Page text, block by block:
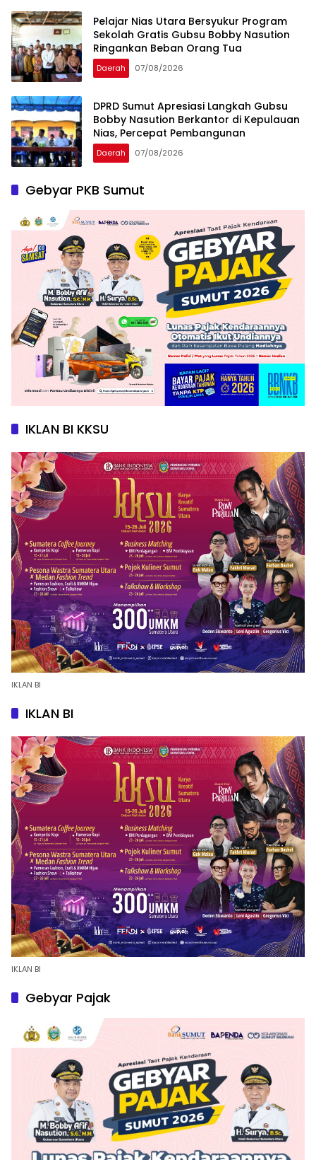
Pelajar Nias Utara Bersyukur Program
Sekolah Gratis Gubsu Bobby Nasution
Ringankan Beban Orang Tua
Daerah 07/08/2026
DPRD Sumut Apresiasi Langkah Gubsu
Bobby Nasution Berkantor di Kepulauan
Nias, Percepat Pembangunan
Daerah 07/08/2026
Gebyar PKB Sumut
IKLAN BI KKSU
IKLAN BI
IKLAN BI
IKLAN BI
Gebyar Pajak